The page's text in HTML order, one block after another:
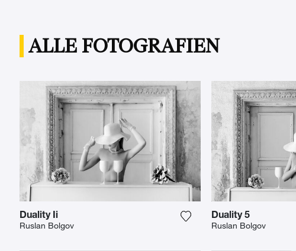
ALLE FOTOGRAFIEN
Duality Ii
Ruslan Bolgov Fügen Sie das Foto
Duality 5
Ruslan Bolgov